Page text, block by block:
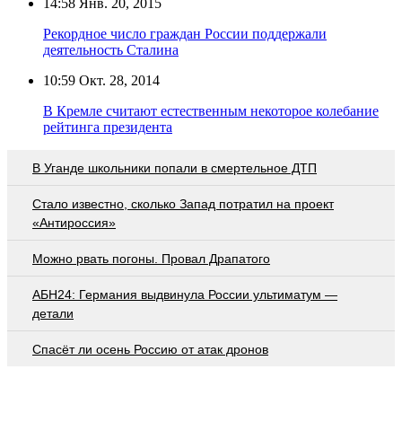
Рекордное число граждан России поддержали
деятельность Сталина
10:59 Окт. 28, 2014
В Кремле считают естественным некоторое колебание
рейтинга президента
В Уганде школьники попали в смертельное ДТП
Стало известно, сколько Запад потратил на проект
«Антироссия»
Можно рвать погоны. Провал Драпатого
АБН24: Германия выдвинула России ультиматум —
детали
Спасёт ли осень Россию от атак дронов